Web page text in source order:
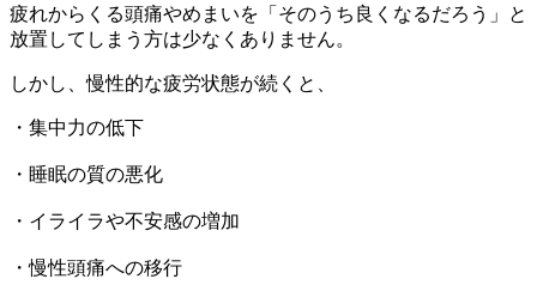
疲れからくる頭痛やめまいを「そのうち良くなるだろう」と
放置してしまう方は少なくありません。
しかし、慢性的な疲労状態が続くと、
・集中力の低下
・睡眠の質の悪化
・イライラや不安感の増加
・慢性頭痛への移行